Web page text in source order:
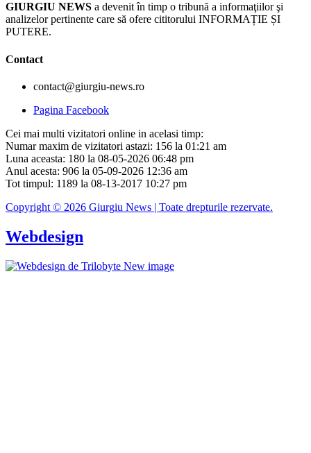
GIURGIU NEWS a devenit în timp o tribună a informaţiilor şi
analizelor pertinente care să ofere cititorului INFORMAȚIE ȘI
PUTERE.
Contact
contact@giurgiu-news.ro
Pagina Facebook
Cei mai multi vizitatori online in acelasi timp:
Numar maxim de vizitatori astazi: 156 la 01:21 am
Luna aceasta: 180 la 08-05-2026 06:48 pm
Anul acesta: 906 la 05-09-2026 12:36 am
Tot timpul: 1189 la 08-13-2017 10:27 pm
Copyright © 2026 Giurgiu News | Toate drepturile rezervate.
Webdesign